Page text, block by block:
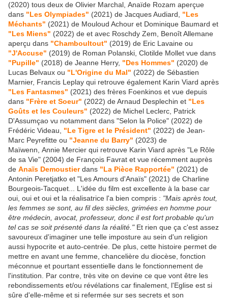
(2020) tous deux de Olivier Marchal, Anaïde Rozam aperçue
dans "Les Olympiades" (2021) de Jacques Audiard, "Les
Méchants" (2021) de Mouloud Achour et Dominique Baumard et
"Les Miens" (2022) de et avec Roschdy Zem, Benoît Allemane
aperçu dans "Chamboultout" (2019) de Eric Lavaine ou
"J'Accuse" (2019) de Roman Polanski, Clotilde Mollet vue dans
"Pupille" (2018) de Jeanne Herry, "Des Hommes" (2020) de
Lucas Belvaux ou "L'Origine du Mal" (2022) de Sébastien
Marnier, Francis Leplay qui retrouve également Karin Viard après
"Les Fantasmes" (2021) des frères Foenkinos et vue depuis
dans "Frère et Soeur" (2022) de Arnaud Desplechin et "Les
Goûts et les Couleurs" (2022) de Michel Leclerc, Patrick
D'Assumçao vu notamment dans "Selon la Police" (2022) de
Frédéric Videau,
"Le Tigre et le Président" (2022) de Jean-
Marc Peyrefitte ou "Jeanne du Barry" (2023) de
Maïwenn, Annie Mercier qui retrouve Karin Viard après "Le Rôle
de sa Vie" (2004) de François Favrat et vue récemment auprès
de Anaïs Demoustierdans "La Pièce Rapportée" (2021) de
Antonin Peretjatko et "Les Amours d'Anaïs" (2021) de Charline
Bourgeois-Tacquet... L'idée du film est excellente à la base car
oui, oui et oui et la réalisatrice l'a bien compris : "Mais après tout,
les femmes se sont, au fil des siècles, grimées en homme pour
être médecin, avocat, professeur, donc il est fort probable qu'un
tel cas se soit présenté dans la réalité."Et rien que ça c'est assez
savoureux d'imaginer une telle imposture au sein d'un religion
aussi hypocrite et auto-centrée. De plus, cette histoire permet de
mettre en avant une femme, chancelière du diocèse, fonction
méconnue et pourtant essentielle dans le fonctionnement de
l'institution. Par contre, très vite on devine ce que vont être les
rebondissements et/ou révélations car finalement, l'Eglise est si
sûre d'elle-même et si refermée sur ses secrets et son